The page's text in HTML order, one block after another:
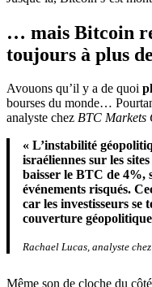
… mais Bitcoin
toujours à plus
Avouons qu’il y a de quoi
bourses du monde…
analyste chez BTC Markets
« L’instabilité
israéliennes sur les
baisser le BTC de 4%,
événements risqués.
car les investisseurs se
couverture
Rachael Lucas, analyste
Même son de cloche du